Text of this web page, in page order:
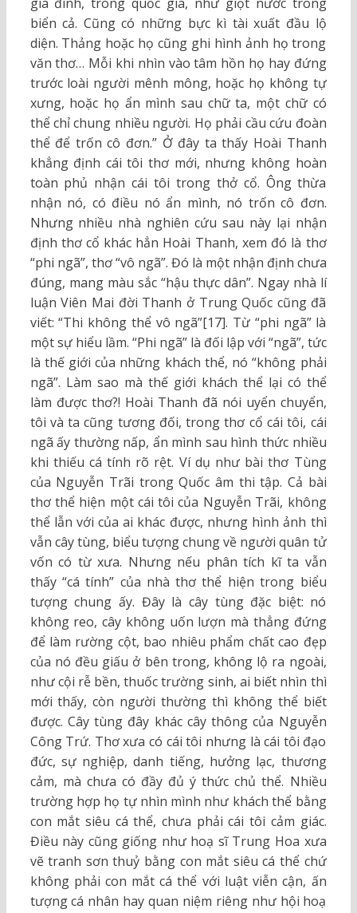
biển cả. Cũng có những bực kì tài xuất đầu lộ
diện. Thảng hoặc họ cũng ghi hình ảnh họ trong
văn thơ… Mỗi khi nhìn vào tâm hồn họ hay đứng
trước loài người mênh mông, hoặc họ không tự
xưng, hoặc họ ẩn mình sau chữ ta, một chữ có
thể chỉ chung nhiều người. Họ phải cầu cứu đoàn
thể để trốn cô đơn.” Ở đây ta thấy Hoài Thanh
khẳng định cái tôi thơ mới, nhưng không hoàn
toàn phủ nhận cái tôi trong thở cổ. Ông thừa
nhận nó, có điều nó ẩn mình, nó trốn cô đơn.
Nhưng nhiều nhà nghiên cứu sau này lại nhận
định thơ cổ khác hẳn Hoài Thanh, xem đó là thơ
“phi ngã”, thơ “vô ngã”. Đó là một nhận định chưa
đúng, mang màu sắc “hậu thực dân”. Ngay nhà lí
luận Viên Mai đời Thanh ở Trung Quốc cũng đã
viết: “Thi không thể vô ngã”[17]. Từ “phi ngã” là
một sự hiểu lầm. “Phi ngã” là đối lập với “ngã”, tức
là thế giới của những khách thể, nó “không phải
ngã”. Làm sao mà thế giới khách thể lại có thể
làm được thơ?! Hoài Thanh đã nói uyển chuyển,
tôi và ta cũng tương đối, trong thơ cổ cái tôi, cái
ngã ấy thường nấp, ẩn mình sau hình thức nhiều
khi thiếu cá tính rõ rệt. Ví dụ như bài thơ Tùng
của Nguyễn Trãi trong Quốc âm thi tập. Cả bài
thơ thể hiện một cái tôi của Nguyễn Trãi, không
thể lẫn với của ai khác được, nhưng hình ảnh thì
vẫn cây tùng, biểu tượng chung về người quân tử
vốn có từ xưa. Nhưng nếu phân tích kĩ ta vẫn
thấy “cá tính” của nhà thơ thể hiện trong biểu
tượng chung ấy. Đây là cây tùng đặc biệt: nó
không reo, cây không uốn lượn mà thẳng đứng
để làm rường cột, bao nhiêu phẩm chất cao đẹp
của nó đều giấu ở bên trong, không lộ ra ngoài,
như cội rễ bền, thuốc trường sinh, ai biết nhìn thì
mới thấy, còn người thường thì không thể biết
được. Cây tùng đây khác cây thông của Nguyễn
Công Trứ. Thơ xưa có cái tôi nhưng là cái tôi đạo
đức, sự nghiệp, danh tiếng, hưởng lạc, thương
cảm, mà chưa có đầy đủ ý thức chủ thể. Nhiều
trường hợp họ tự nhìn mình như khách thể bằng
con mắt siêu cá thể, chưa phải cái tôi cảm giác.
Điều này cũng giống như hoạ sĩ Trung Hoa xưa
vẽ tranh sơn thuỷ bằng con mắt siêu cá thể chứ
không phải con mắt cá thể với luật viễn cận, ấn
tượng cá nhân hay quan niệm riêng như hội hoạ